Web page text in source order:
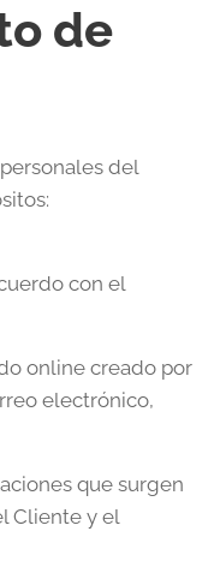
de
del
con el
online creado por
electrónico,
que surgen
Cliente y el